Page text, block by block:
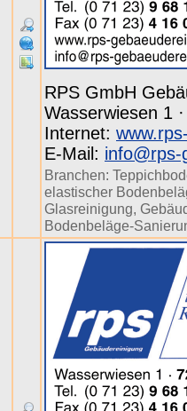
RPS GmbH
Wasserwiesen 1
Internet:
E-Mail: info@rps-
Branchen:
elastischer
Glasreinigung,
Bodenbeläge-